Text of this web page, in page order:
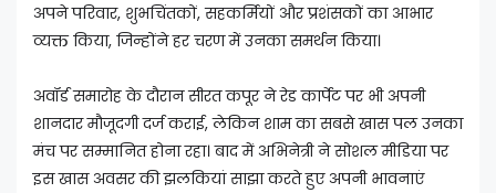
अपने परिवार, शुभचिंतकों, सहकर्मियों और प्रशंसकों का आभार
व्यक्त किया, जिन्होंने हर चरण में उनका समर्थन किया।
अवॉर्ड समारोह के दौरान सीरत कपूर ने रेड कार्पेट पर भी अपनी
शानदार मौजूदगी दर्ज कराई, लेकिन शाम का सबसे खास पल उनका
मंच पर सम्मानित होना रहा। बाद में अभिनेत्री ने सोशल मीडिया पर
इस खास अवसर की झलकियां साझा करते हुए अपनी भावनाएं